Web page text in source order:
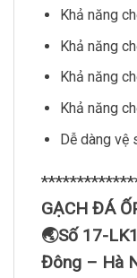
Khả năng
Khả năng
Khả năng
Khả năng
Dễ dàng vệ
GẠCH ĐÁ
🌏Số 17-
Đông – Hà